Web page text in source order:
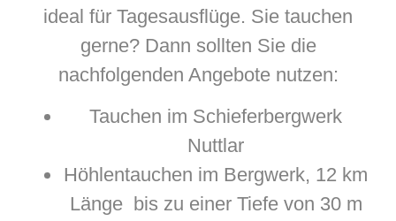
ideal für Tagesausflüge. Sie tauchen
gerne? Dann sollten Sie die
nachfolgenden Angebote nutzen:
Tauchen im Schieferbergwerk
Nuttlar
Höhlentauchen im Bergwerk, 12 km
Länge bis zu einer Tiefe von 30 m